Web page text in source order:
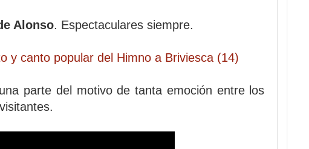
Alonso. Espectaculares siempre.
parte del motivo de tanta emoción entre los